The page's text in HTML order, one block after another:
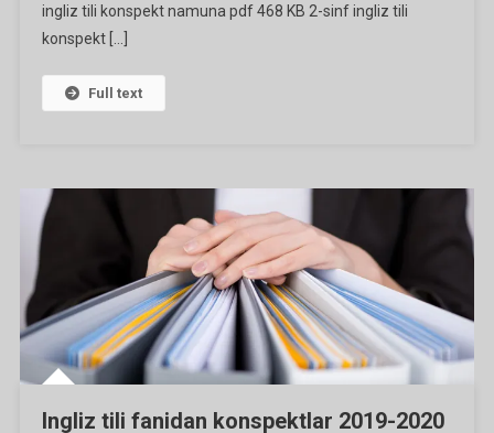
ingliz tili konspekt namuna pdf 468 KB 2-sinf ingliz tili
konspekt […]
Full text
Ingliz tili fanidan konspektlar 2019-2020